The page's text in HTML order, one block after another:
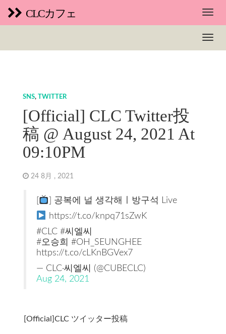
CLCカフェ
SNS, TWITTER
[Official] CLC Twitter投
稿 @ August 24, 2021 At
09:10PM
24 8月 , 2021
] 공복에 널 생각해ㅣ방구석 Live
https://t.co/knpq71sZwK
#CLC #씨엘씨
#오승희 #OH_SEUNGHEE
https://t.co/cLKnBGVex7
— CLC·씨엘씨 (@CUBECLC)
Aug 24, 2021
[Official]CLC ツイッター投稿